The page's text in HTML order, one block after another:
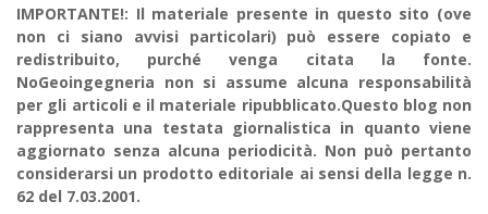
IMPORTANTE!: Il materiale presente in questo sito (ove
non ci siano avvisi particolari) può essere copiato e
redistribuito, purché venga citata la fonte.
NoGeoingegneria non si assume alcuna responsabilità
per gli articoli e il materiale ripubblicato.Questo blog non
rappresenta una testata giornalistica in quanto viene
aggiornato senza alcuna periodicità. Non può pertanto
considerarsi un prodotto editoriale ai sensi della legge n.
62 del 7.03.2001.